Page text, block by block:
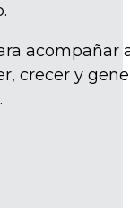
acompañar
crecer y